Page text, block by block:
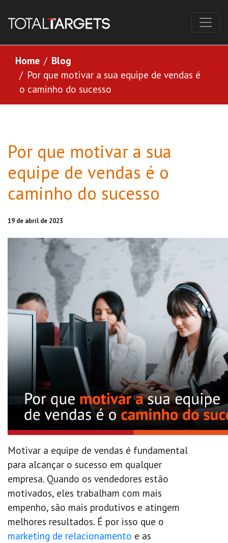
Home
Blog
Por que motivar a sua equipe de vendas é
o caminho do sucesso
Por que motivar a sua
equipe de vendas é o
caminho do sucesso
19 de abril de 2023
Motivar a equipe de vendas é fundamental
para alcançar o sucesso em qualquer
empresa. Quando os vendedores estão
motivados, eles trabalham com mais
empenho, são mais produtivos e atingem
melhores resultados. É por isso que o
marketing de relacionamento e as